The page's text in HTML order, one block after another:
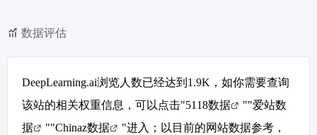
数据评估
DeepLearning.ai浏览人数已经达到1.9K，如你需要查询
该站的相关权重信息，可以点击"5118数据 ""爱站数
据
""Chinaz数据
"进入；以目前的网站数据参考，